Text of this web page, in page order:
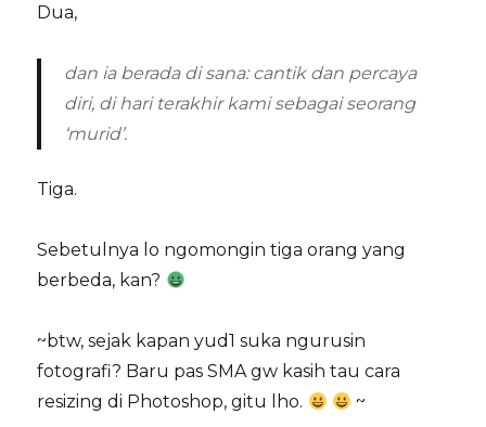
Dua,
dan ia berada di sana: cantik dan percaya
diri, di hari terakhir kami sebagai seorang
‘murid’.
Tiga.
Sebetulnya lo ngomongin tiga orang yang
berbeda, kan?
~btw, sejak kapan yud1 suka ngurusin
fotografi? Baru pas SMA gw kasih tau cara
resizing di Photoshop, gitu lho.
~